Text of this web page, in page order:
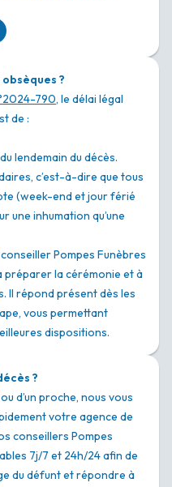
?
790, le délai légal
de :
lendemain du décès.
c’est-à-dire que tous
(week-end et jour férié
une inhumation qu’une
Pompes Funèbres
préparer la cérémonie et à
Il répond présent dès les
vous permettant
dispositions.
?
d’un proche, nous vous
votre agence de
conseillers Pompes
7j/7 et 24h/24 afin de
du défunt et répondre à